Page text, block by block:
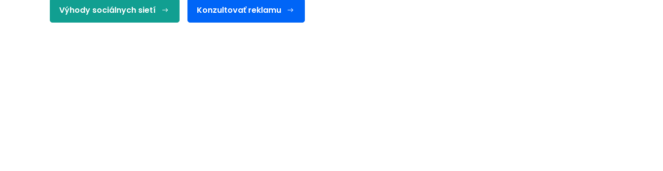
Výhody sociálnych sietí Konzultovať reklamu